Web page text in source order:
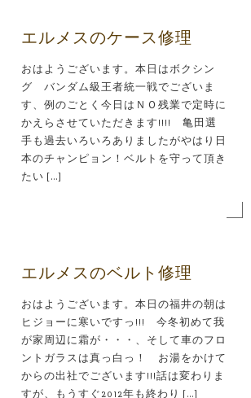
エルメスのケース修理
おはようございます。本日はボクシン
グ バンダム級王者統一戦でございま
す、例のごとく今日はＮＯ残業で定時に
かえらさせていただきます!!!! 亀田選
手も過去いろいろありましたがやはり日
本のチャンピョン！ベルトを守って頂き
たい […]
エルメスのベルト修理
おはようございます。本日の福井の朝は
ヒジョーに寒いですっ!!! 今冬初めて我
が家周辺に霜が・・・、そして車のフロ
ントガラスは真っ白っ！ お湯をかけて
からの出社でございます!!!話は変わりま
すが、もうすぐ2012年も終わり […]